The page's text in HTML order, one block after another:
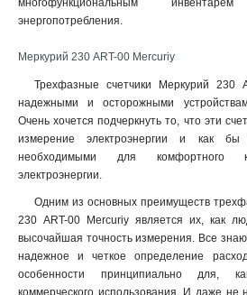
многофункциональным
энергопотребления.
Меркурий 230 АRT-00 Mercuriy
Трехфазные счетчики Меркурий 230
надежными и осторожными
Очень хочется подчеркнуть то, что эти
измерение электроэнергии и как бы
необходимыми для комфортного
электроэнергии.
Одним из основных преимуществ
230 АRT-00 Mercuriy является их, как
высочайшая точность измерения. Все
надежное и четкое определение
особенности принципиально для,
коммерческого использования. И даже не